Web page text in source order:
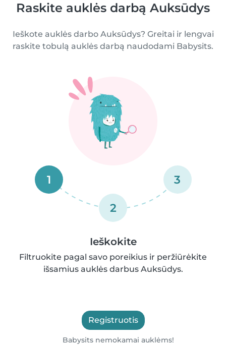
Raskite auklės darbą Auksūdys
Ieškote auklės darbo Auksūdys? Greitai ir lengvai
raskite tobulą auklės darbą naudodami Babysits.
1
2
3
Ieškokite
Filtruokite pagal savo poreikius ir peržiūrėkite
išsamius auklės darbus Auksūdys.
Registruotis
Babysits nemokamai auklėms!